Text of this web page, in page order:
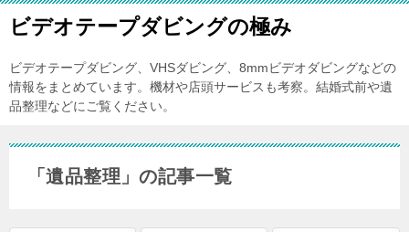
ビデオテープダビングの極み
ビデオテープダビング、VHSダビング、8mmビデオダビングなどの
情報をまとめています。機材や店頭サービスも考察。結婚式前や遺
品整理などにご覧ください。
「遺品整理」の記事一覧